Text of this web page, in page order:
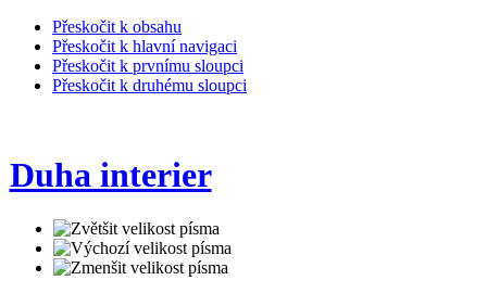
Přeskočit k obsahu
Přeskočit k hlavní navigaci
Přeskočit k prvnímu sloupci
Přeskočit k druhému sloupci
Duha interier